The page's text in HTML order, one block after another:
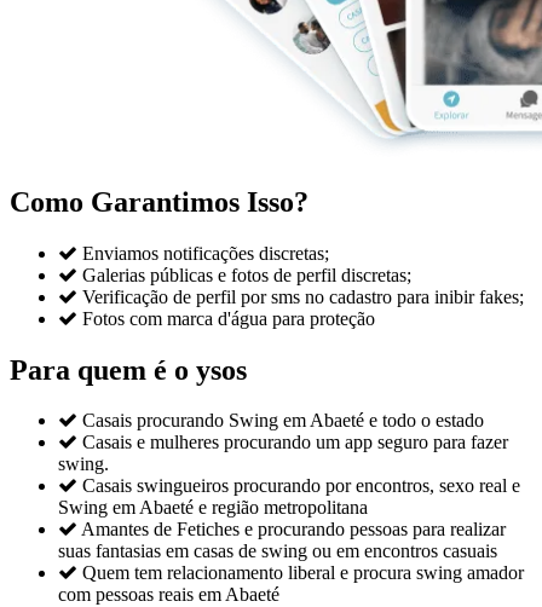
Como Garantimos Isso?
 Enviamos notificações discretas;
 Galerias públicas e fotos de perfil discretas;
 Verificação de perfil por sms no cadastro para inibir fakes;
 Fotos com marca d'água para proteção
Para quem é o ysos
 Casais procurando Swing em Abaeté e todo o estado
 Casais e mulheres procurando um app seguro para fazer
swing.
 Casais swingueiros procurando por encontros, sexo real e
Swing em Abaeté e região metropolitana
 Amantes de Fetiches e procurando pessoas para realizar
suas fantasias em casas de swing ou em encontros casuais
 Quem tem relacionamento liberal e procura swing amador
com pessoas reais em Abaeté